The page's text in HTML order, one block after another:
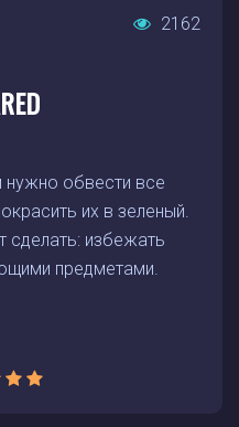
2162
нужно обвести все
их в зеленый.
сделать: избежать
предметами.